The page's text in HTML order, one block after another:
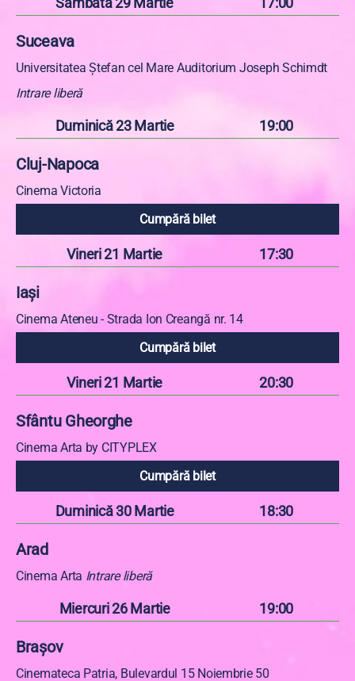
Suceava
Universitatea Ștefan cel Mare Auditorium Joseph Schimdt
Intrare liberă
Duminică 23 Martie 19:00
Cluj-Napoca
Cinema Victoria
Cumpără bilet
Vineri 21 Martie 17:30
Iași
Cinema Ateneu - Strada Ion Creangă nr. 14
Cumpără bilet
Vineri 21 Martie 20:30
Sfântu Gheorghe
Cinema Arta by CITYPLEX
Cumpără bilet
Duminică 30 Martie 18:30
Arad
Cinema Arta Intrare liberă
Miercuri 26 Martie 19:00
Brașov
Cinemateca Patria, Bulevardul 15 Noiembrie 50